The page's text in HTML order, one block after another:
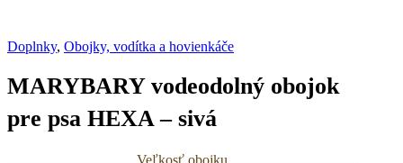
Doplnky, Obojky, vodítka a hovienkáče
MARYBARY vodeodolný obojok
pre psa HEXA – sivá
Veľkosť obojku